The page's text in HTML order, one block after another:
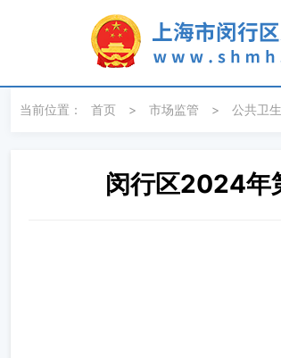
当前位置： 首页 > 市场监管 > 公共卫生
闵行区2024年